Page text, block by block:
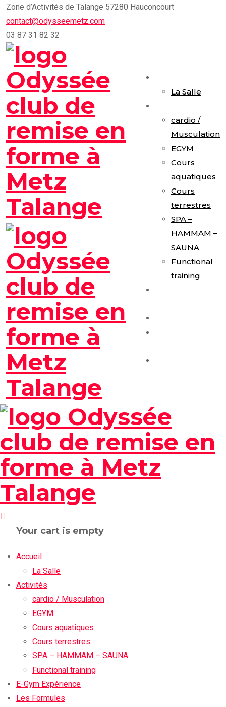
Skip
to
content
Zone d’Activités de Talange 57280 Hauconcourt
contact@odysseemetz.com
03 87 31 82 32
La Salle
cardio /
Musculation
EGYM
Cours
aquatiques
Cours
terrestres
SPA –
HAMMAM –
SAUNA
Functional
training
Your cart is empty
Accueil
La Salle
Activités
cardio / Musculation
EGYM
Cours aquatiques
Cours terrestres
SPA – HAMMAM – SAUNA
Functional training
E-Gym Expérience
Les Formules